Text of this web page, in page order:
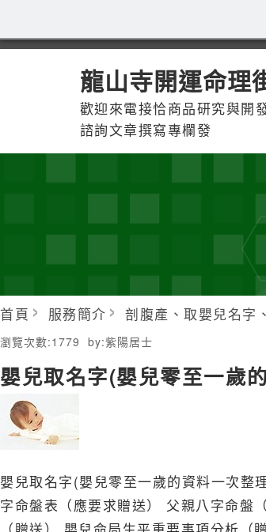
龍山寺開運命理
歡迎來電接恰商品研究與開
諮詢文章撰寫專欄發
首頁 服務簡介 剖腹產、取嬰兒名字
瀏覽次數:1779 by:紫陽居士
嬰兒取名字(嬰兒零至一歲
嬰兒取名字(嬰兒零至一歲的資料一次整
字命盤表（應要求贈送） 父親八字命盤